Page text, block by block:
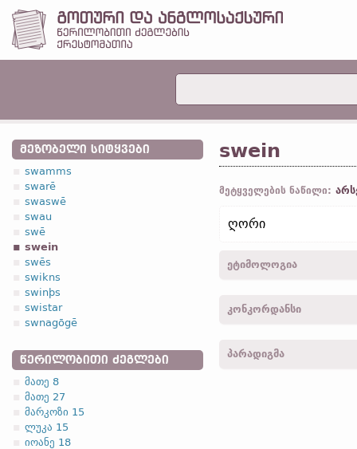
ᲛᲔᲖᲝᲑᲔᲚᲘ ᲡᲘᲢᲧᲕᲔᲑᲘ
swamms
swarē
swaswē
swau
swē
swein
swēs
swikns
swinþs
swistar
swnagōgē
ᲬᲔᲠᲘᲚᲝᲑᲘᲗᲘ ᲫᲔᲒᲚᲔᲑᲘ
მათე 8
მათე 27
მარკოზი 15
ლუკა 15
იოანე 18
swein
მეტყველების ნაწილი:
ღორი
ეტიმოლოგია
ჰოლ.zwijn;ძვ. ზემ.-
კონკორდანსი
sweine -ნათ.
პარადიგმა